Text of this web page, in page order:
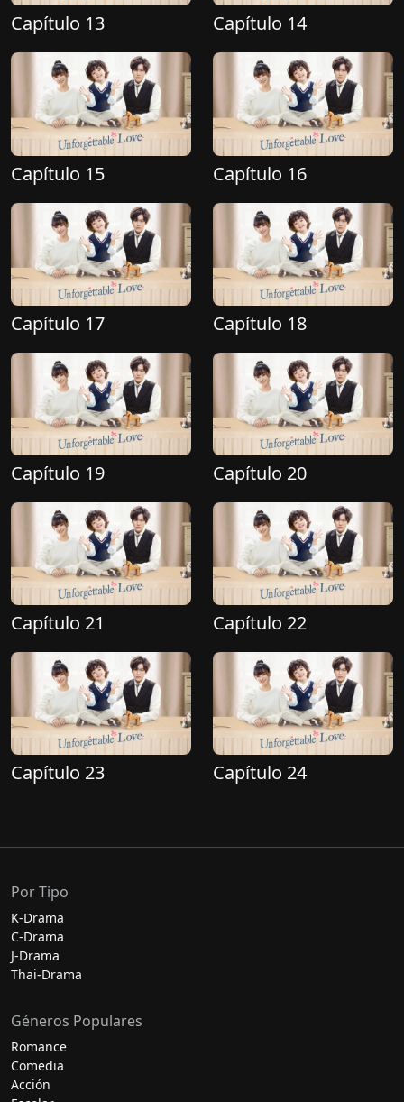
Capítulo 13 Capítulo 14
Capítulo 15 Capítulo 16
Capítulo 17 Capítulo 18
Capítulo 19 Capítulo 20
Capítulo 21 Capítulo 22
Capítulo 23 Capítulo 24
Por Tipo
K-Drama
C-Drama
J-Drama
Thai-Drama
Géneros Populares
Romance
Comedia
Acción